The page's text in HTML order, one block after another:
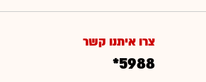
צרו איתנו קשר
*5988